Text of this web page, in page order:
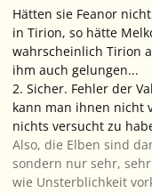
Hätten sie Feanor
in Tirion, so hätte
wahrscheinlich Tirion
ihm auch gelungen...
2. Sicher. Fehler der
kann man ihnen nicht
nichts versucht zu
Also, die Elben sind
sondern nur sehr,
wie Unsterblichkeit